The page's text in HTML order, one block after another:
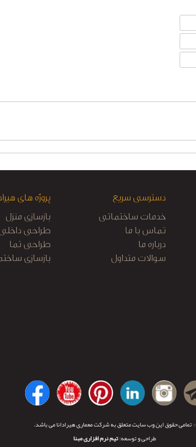
دسترسی سریع
خدمات ساختمانی
تماس با ما
درباره ما
سوالات متداول
پروژه های
بازسازی منزل
طراحی
طراحی نما
بازسازی
© تمامی حقوق این وب سایت متعلق به شرکت معماری هیرادانا می باشد.
طراحی و توسعه:تیم نرم افزاری مبنا